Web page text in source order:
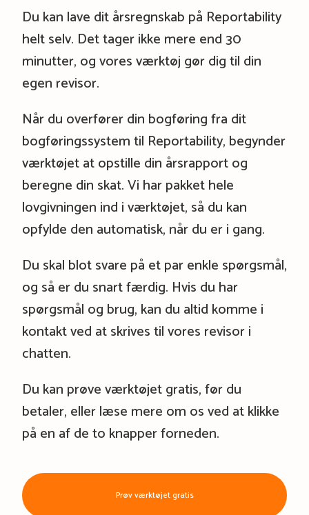
Du kan lave dit årsregnskab på Reportability
helt selv. Det tager ikke mere end 30
minutter, og vores værktøj gør dig til din
egen revisor.
Når du overfører din bogføring fra dit
bogføringssystem til Reportability, begynder
værktøjet at opstille din årsrapport og
beregne din skat. Vi har pakket hele
lovgivningen ind i værktøjet, så du kan
opfylde den automatisk, når du er i gang.
Du skal blot svare på et par enkle spørgsmål,
og så er du snart færdig. Hvis du har
spørgsmål og brug, kan du altid komme i
kontakt ved at skrives til vores revisor i
chatten.
Du kan prøve værktøjet gratis, før du
betaler, eller læse mere om os ved at klikke
på en af de to knapper forneden.
Prøv værktøjet gratis